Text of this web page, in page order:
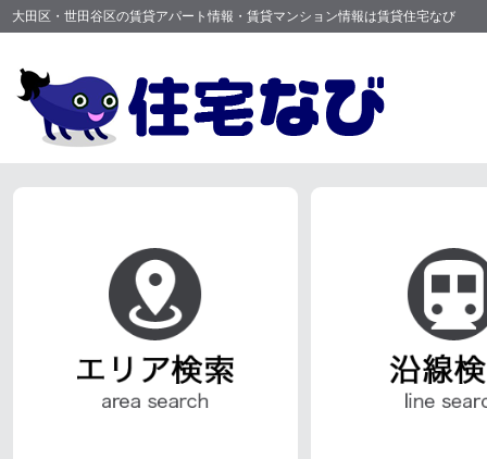
大田区・世田谷区の賃貸アパート情報・賃貸マンション情報は賃貸住宅なび